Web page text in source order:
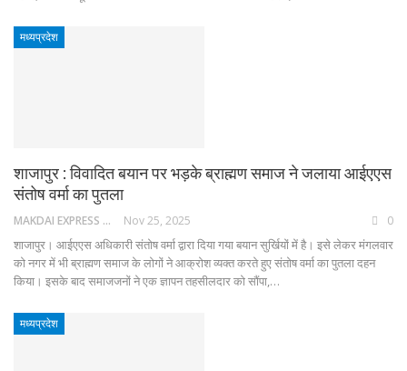
मध्यप्रदेश
शाजापुर : विवादित बयान पर भड़के ब्राह्मण समाज ने जलाया आईएएस
संतोष वर्मा का पुतला
MAKDAI EXPRESS 24 Nov 25, 2025 0
शाजापुर। आईएएस अधिकारी संतोष वर्मा द्वारा दिया गया बयान सुर्खियों में है। इसे लेकर मंगलवार
को नगर में भी ब्राह्मण समाज के लोगों ने आक्रोश व्यक्त करते हुए संतोष वर्मा का पुतला दहन
किया। इसके बाद समाजजनों ने एक ज्ञापन तहसीलदार को सौंपा,…
मध्यप्रदेश